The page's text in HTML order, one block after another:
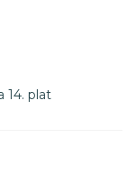
14. plat